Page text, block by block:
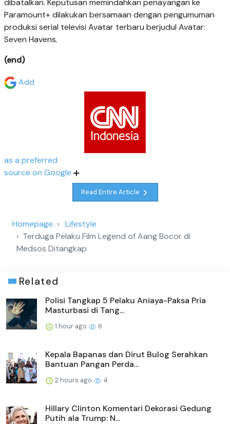
Paramount+ dilakukan bersamaan dengan pengumuman
produksi serial televisi Avatar terbaru berjudul Avatar:
Seven Havens.
(end)
Add
as a preferred
source on Google
Read Entire Article
Homepage
Lifestyle
Terduga Pelaku Film Legend of Aang Bocor di
Medsos Ditangkap
Related
Polisi Tangkap 5 Pelaku Aniaya-Paksa Pria
Masturbasi di Tang...
1 hour ago 6
Kepala Bapanas dan Dirut Bulog Serahkan
Bantuan Pangan Perda...
2 hours ago 4
Hillary Clinton Komentari Dekorasi Gedung
Putih ala Trump: N...